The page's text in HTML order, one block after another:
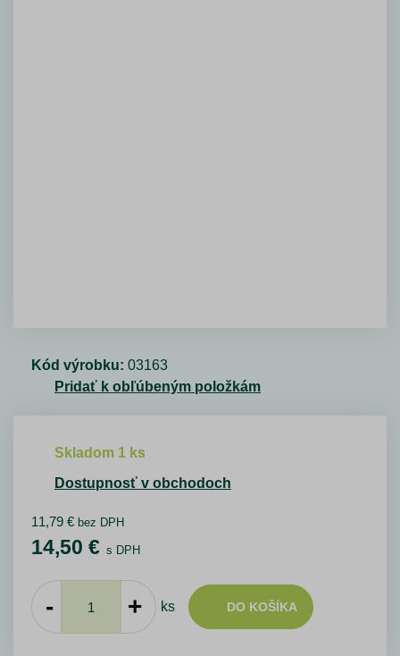
Kód výrobku: 03163
Pridať k obľúbeným položkám
Skladom 1 ks
Dostupnosť v obchodoch
11,79 € bez DPH
14,50 € s DPH
- + ks DO KOŠÍKA